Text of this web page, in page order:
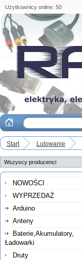
Użytkownicy online: 50
Start Lutowanie
NOWOŚCI
WYPRZEDAŻ
Arduino
Anteny
Baterie,Akumulatory,
Ładowarki
Druty